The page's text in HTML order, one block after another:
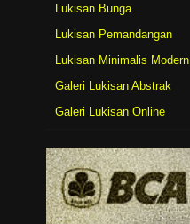
Lukisan Bunga
Lukisan Pemandangan
Lukisan Minimalis Modern
Galeri Lukisan Abstrak
Galeri Lukisan Online